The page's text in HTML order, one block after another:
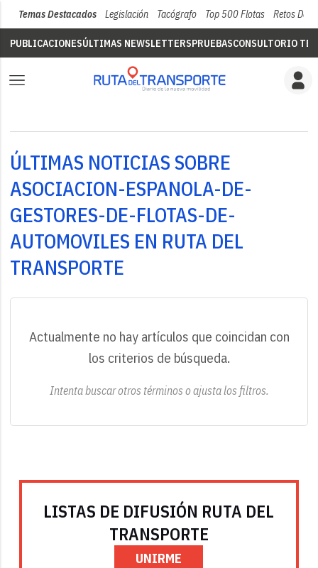
Temas Destacados Legislación Tacógrafo Top 500 Flotas Retos Del
PUBLICACIONESÚLTIMAS NEWSLETTERSPRUEBASCONSULTORIO
ÚLTIMAS NOTICIAS SOBRE
ASOCIACION-ESPANOLA-DE-
GESTORES-DE-FLOTAS-DE-
AUTOMOVILES EN RUTA DEL
TRANSPORTE
Actualmente no hay artículos que coincidan con
los criterios de búsqueda.
Intenta buscar otros términos o ajusta los filtros.
LISTAS DE DIFUSIÓN RUTA DEL
TRANSPORTE
UNIRME